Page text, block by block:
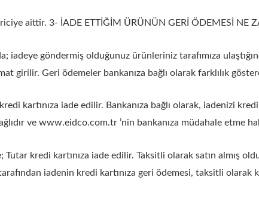
aittir. 3- İADE ETTİĞİM ÜRÜNÜN GERİ ÖDEMESİ NE
iadeye göndermiş olduğunuz ürünleriniz tarafımıza
girilir. Geri ödemeler bankanıza bağlı olarak farklılık
kartınıza iade edilir. Bankanıza bağlı olarak, iadenizi
ve www.eidco.com.tr ’nin bankanıza müdahale etme
kredi kartınıza iade edilir. Taksitli olarak satın almış
iadenin kredi kartınıza geri ödemesi, taksitli olarak